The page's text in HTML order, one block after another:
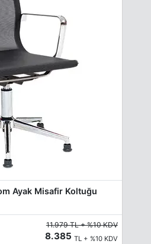
Ayak Misafir Koltuğu
11.979 TL + %10 KDV
8.385 TL + %10 KDV